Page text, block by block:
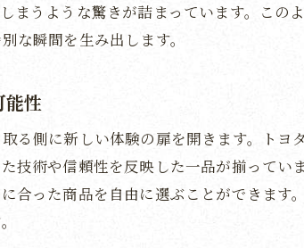
で体験する特別な時間の過ごし方
いトヨタとのコラボギフト
に贈る新しい物語の始まり
ぐトヨタとの特別なストーリー
ボギフトが生み出す感動の瞬間
なぐ人々の心とトヨタの絆
を彩るトヨタアイテムの魅力
まうような驚きが詰まっています。この
な瞬間を生み出します。
能性
る側に新しい体験の扉を開きます。ト
技術や信頼性を反映した一品が揃って
合った商品を自由に選ぶことができま